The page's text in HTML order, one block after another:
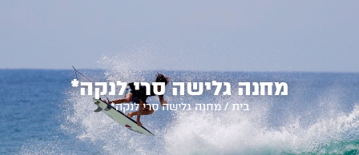
מחנה גלישה סרי לנקה*
בית/מחנה גלישה סרי לנקה*